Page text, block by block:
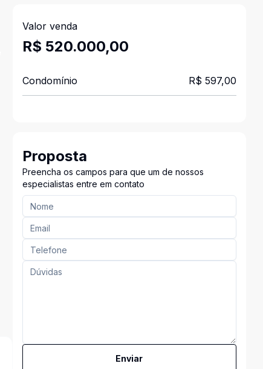
Valor venda
R$ 520.000,00
Condomínio R$ 597,00
Proposta
Preencha os campos para que um de nossos
especialistas entre em contato
Enviar